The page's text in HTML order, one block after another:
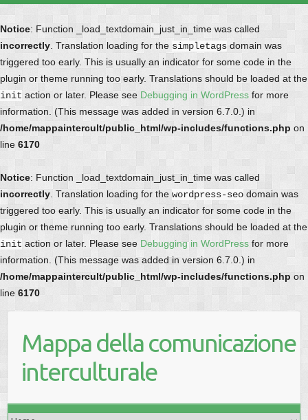
Notice: Function _load_textdomain_just_in_time was called
incorrectly . Translation loading for the simpletags domain was
triggered too early. This is usually an indicator for some code in the
plugin or theme running too early. Translations should be loaded at the
init action or later. Please see Debugging in WordPress for more
information. (This message was added in version 6.7.0.) in
/home/mappaintercult/public_html/wp-includes/functions.php on
line 6170
Notice: Function _load_textdomain_just_in_time was called
incorrectly . Translation loading for the wordpress-seo domain was
triggered too early. This is usually an indicator for some code in the
plugin or theme running too early. Translations should be loaded at the
init action or later. Please see Debugging in WordPress for more
information. (This message was added in version 6.7.0.) in
/home/mappaintercult/public_html/wp-includes/functions.php on
line 6170
Mappa della comunicazione
interculturale